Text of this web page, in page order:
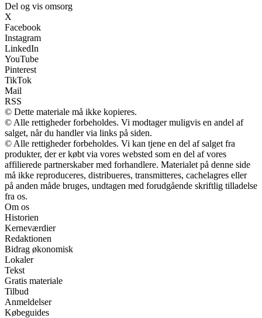
Del og vis omsorg
X
Facebook
Instagram
LinkedIn
YouTube
Pinterest
TikTok
Mail
RSS
© Dette materiale må ikke kopieres.
© Alle rettigheder forbeholdes. Vi modtager muligvis en andel af
salget, når du handler via links på siden.
© Alle rettigheder forbeholdes. Vi kan tjene en del af salget fra
produkter, der er købt via vores websted som en del af vores
affilierede partnerskaber med forhandlere. Materialet på denne side
må ikke reproduceres, distribueres, transmitteres, cachelagres eller
på anden måde bruges, undtagen med forudgående skriftlig tilladelse
fra os.
Om os
Historien
Kerneværdier
Redaktionen
Bidrag økonomisk
Lokaler
Tekst
Gratis materiale
Tilbud
Anmeldelser
Købeguides